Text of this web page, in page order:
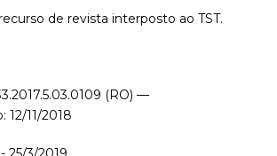
de revista interposto ao TST.
(RO) —
12/11/2018